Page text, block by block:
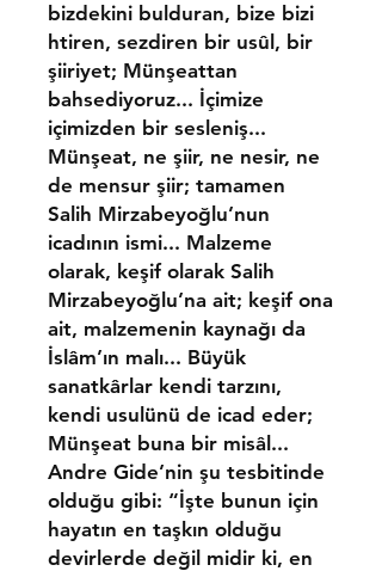
bizdekini bulduran, bi­ze bizi
htiren, sezdiren bir usûl, bir
şiiriyet; Münşe­attan
bahsediyoruz... İçimi­ze
içimizden bir sesleniş...
Münşeat, ne şiir, ne ne­sir, ne
de mensur şiir; tama­men
Salih Mirzabeyoğlu’nun
icadının ismi... Mal­zeme
olarak, keşif olarak Salih
Mirzabeyoğlu’na ait; keşif ona
ait, malzemenin kaynağı da
İslâm’ın malı... Büyük
sanatkârlar kendi tarzını,
kendi usulünü de icad eder;
Münşeat buna bir misâl...
Andre Gide’nin şu tesbitinde
olduğu gibi: “İşte bunun için
hayatın en taşkın olduğu
devirlerde değil midir ki, en